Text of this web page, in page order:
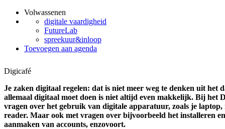
Volwassenen
digitale vaardigheid
FutureLab
spreekuur&inloop
Toevoegen aan agenda
Digicafé
Je zaken digitaal regelen: dat is niet meer weg te denken uit het
allemaal digitaal moet doen is niet altijd even makkelijk. Bij het
vragen over het gebruik van digitale apparatuur, zoals je laptop,
reader. Maar ook met vragen over bijvoorbeeld het installeren
aanmaken van accounts, enzovoort.